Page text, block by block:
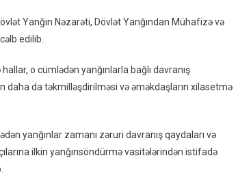
Yanğın Nəzarəti, Dövlət Yanğından Mühafizə və
edilib.
o cümlədən yanğınlarla bağlı davranış
daha da təkmilləşdirilməsi və əməkdaşların xilasetmə
yanğınlar zamanı zəruri davranış qaydaları və
ilkin yanğınsöndürmə vasitələrindən istifadə